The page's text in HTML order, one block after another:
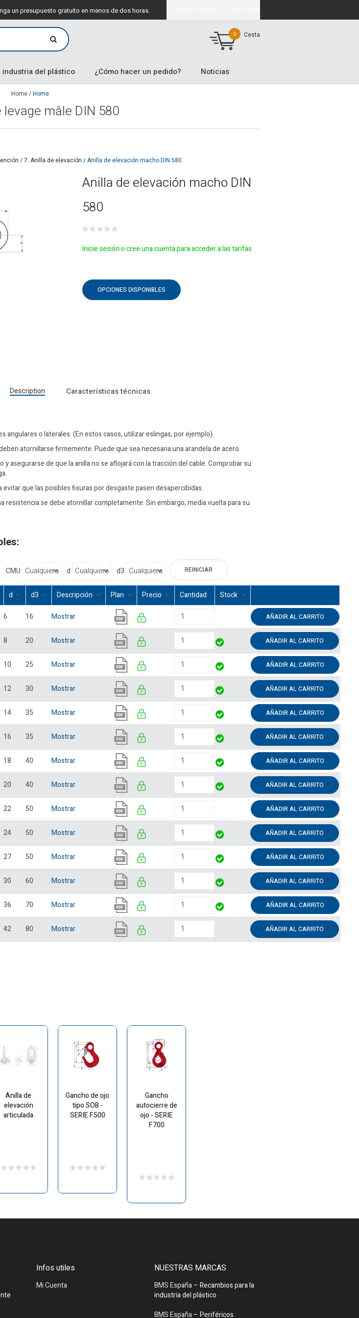
un presupuesto gratuito en menos de dos horas.
0 Cesta
industria del plástico ¿Cómo hacer un pedido? Noticias
Home/Home
mâle DIN 580
/7. Anilla de elevación /Anilla de elevación macho DIN 580
Anilla de elevación macho DIN
580
Inicie sesión o cree una cuenta para acceder a las tarifas
OPCIONES DISPONIBLES
Description Características técnicas
angulares o laterales. (En estos casos, utilizar eslingas, por ejemplo).
atornillarse firmemente. Puede que sea necesaria una arandela de acero.
y asegurarse de que la anilla no se aflojará con la tracción del cable. Comprobar su
evitar que las posibles fisuras por desgaste pasen desapercibidas.
resistencia se debe atornillar completamente. Sin embargo, media vuelta para su
CMU d d3 REINICIAR
d d3 Descripción Plan Precio Cantidad Stock
6 16 Mostrar AÑADIR AL CARRITO
8 20 Mostrar AÑADIR AL CARRITO
10 25 Mostrar AÑADIR AL CARRITO
12 30 Mostrar AÑADIR AL CARRITO
14 35 Mostrar AÑADIR AL CARRITO
16 35 Mostrar AÑADIR AL CARRITO
18 40 Mostrar AÑADIR AL CARRITO
20 40 Mostrar AÑADIR AL CARRITO
22 50 Mostrar AÑADIR AL CARRITO
24 50 Mostrar AÑADIR AL CARRITO
27 50 Mostrar AÑADIR AL CARRITO
30 60 Mostrar AÑADIR AL CARRITO
36 70 Mostrar AÑADIR AL CARRITO
42 80 Mostrar AÑADIR AL CARRITO
Anilla de
elevación
articulada
Gancho de ojo
tipo SOB -
SERIE F500
Gancho
autocierre de
ojo - SERIE
F700
Infos utiles
Mi Cuenta
NUESTRAS MARCAS
BMS España– Recambios para la
industria del plástico
BMS España– Periféricos